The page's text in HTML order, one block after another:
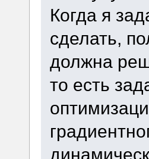
Когда я
сделать,
должна
то есть